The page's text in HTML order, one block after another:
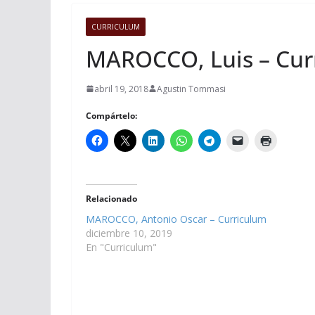
CURRICULUM
MAROCCO, Luis –
abril 19, 2018 Agustin Tommasi
Compártelo:
Relacionado
MAROCCO, Antonio Oscar – Curriculum
diciembre 10, 2019
En "Curriculum"